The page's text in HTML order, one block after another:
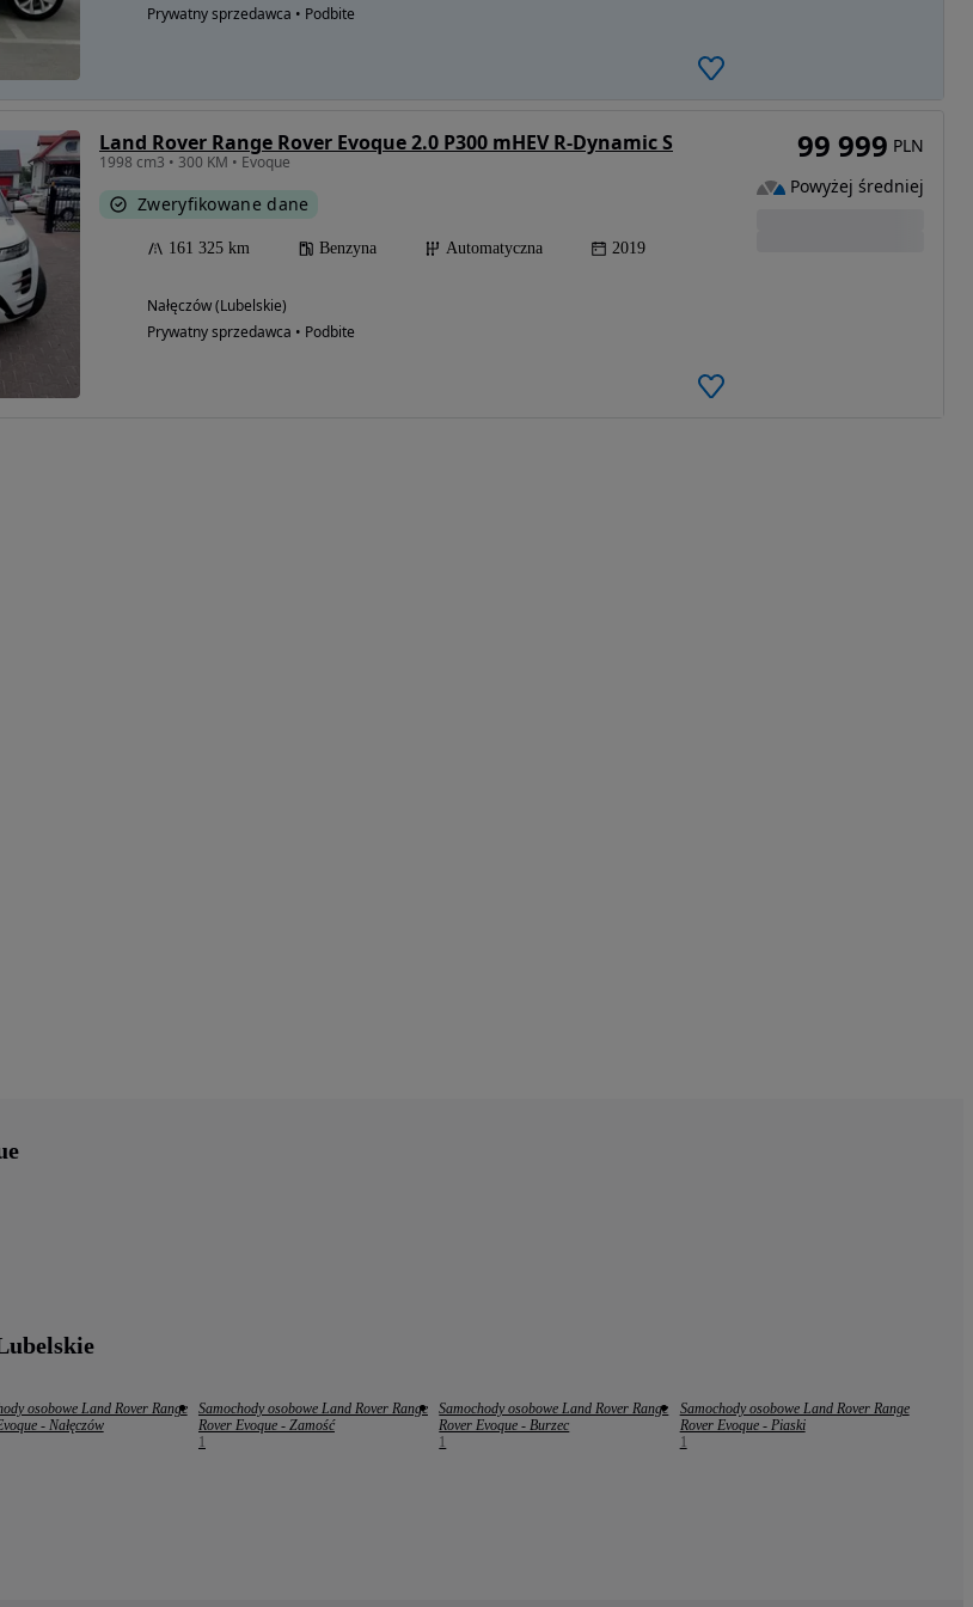
Prywatny sprzedawca • Podbite
Land Rover Range Rover Evoque 2.0 P300 mHEV R-Dynamic S
1998 cm3 • 300 KM • Evoque
Zweryfikowane dane
161 325 km Benzyna Automatyczna 2019
Nałęczów (Lubelskie)
Prywatny sprzedawca • Podbite
99 999 PLN
Powyżej średniej
osobowe Land Rover Range
- Nałęczów
Samochody osobowe Land Rover Range
Rover Evoque - Zamość
1
Samochody osobowe Land Rover Range
Rover Evoque - Burzec
1
Samochody osobowe Land Rover Range
Rover Evoque - Piaski
1